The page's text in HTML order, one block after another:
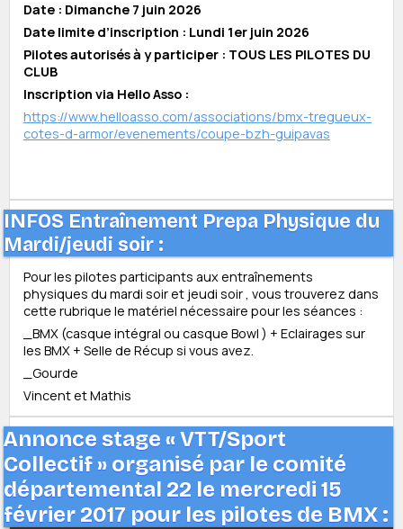
Date : Dimanche 7 juin 2026
Date limite d’inscription : Lundi 1er juin 2026
Pilotes autorisés à y participer : TOUS LES PILOTES DU
CLUB
Inscription via Hello Asso :
https://www.helloasso.com/associations/bmx-tregueux-
cotes-d-armor/evenements/coupe-bzh-guipavas
INFOS Entraînement Prepa Physique du
Mardi/jeudi soir :
Pour les pilotes participants aux entraînements
physiques du mardi soir et jeudi soir , vous trouverez dans
cette rubrique le matériel nécessaire pour les séances :
_BMX (casque intégral ou casque Bowl ) + Eclairages sur
les BMX + Selle de Récup si vous avez.
_Gourde
Vincent et Mathis
Annonce stage « VTT/Sport
Collectif » organisé par le comité
départemental 22 le mercredi 15
février 2017 pour les pilotes de BMX :